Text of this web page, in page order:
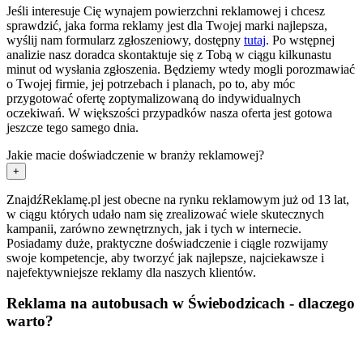
Jeśli interesuje Cię wynajem powierzchni reklamowej i chcesz
sprawdzić, jaka forma reklamy jest dla Twojej marki najlepsza,
wyślij nam formularz zgłoszeniowy, dostępny tutaj. Po wstępnej
analizie nasz doradca skontaktuje się z Tobą w ciągu kilkunastu
minut od wysłania zgłoszenia. Będziemy wtedy mogli porozmawiać
o Twojej firmie, jej potrzebach i planach, po to, aby móc
przygotować ofertę zoptymalizowaną do indywidualnych
oczekiwań. W większości przypadków nasza oferta jest gotowa
jeszcze tego samego dnia.
Jakie macie doświadczenie w branży reklamowej?
+
ZnajdźReklamę.pl jest obecne na rynku reklamowym już od 13 lat,
w ciągu których udało nam się zrealizować wiele skutecznych
kampanii, zarówno zewnętrznych, jak i tych w internecie.
Posiadamy duże, praktyczne doświadczenie i ciągle rozwijamy
swoje kompetencje, aby tworzyć jak najlepsze, najciekawsze i
najefektywniejsze reklamy dla naszych klientów.
Reklama na autobusach w Świebodzicach - dlaczego
warto?